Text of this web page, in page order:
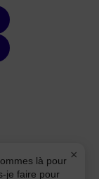
×
là pour
je faire pour